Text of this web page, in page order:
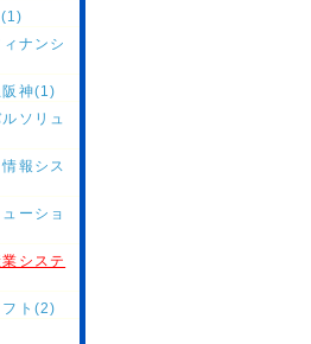
ナンシ
阪神(1)
ソリュ
報シス
ーショ
システ
フト(2)